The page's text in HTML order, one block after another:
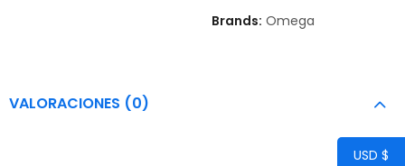
Brands: Omega
VALORACIONES (0)
USD $